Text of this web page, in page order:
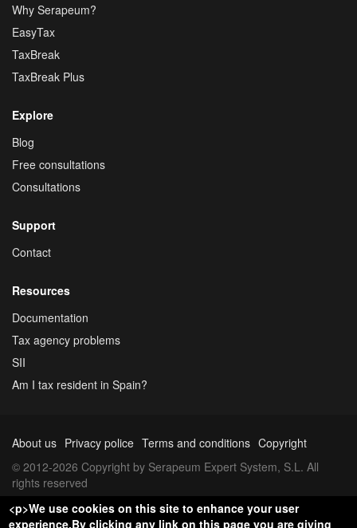
Why Serapeum?
EasyTax
TaxBreak
TaxBreak Plus
Explore
Blog
Free consultations
Consultations
Support
Contact
Resources
Documentation
Tax agency problems
SII
Am I tax resident in Spain?
About us Privacy police Terms and conditions Copyright
© 2012-2026 Copyright by Serapeum Expert System, S.L. All
rights reserved
<p>We use cookies on this site to enhance your user
experience.By clicking any link on this page you are giving